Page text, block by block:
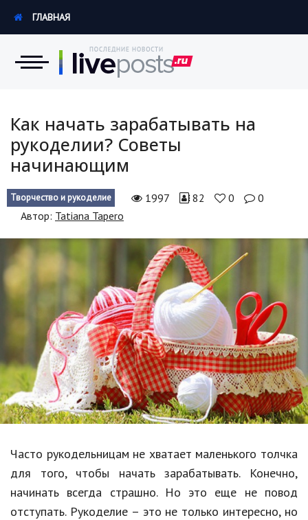
Экономика
Hi-Tech. Интернет
Россия
Наука и техника
Политика
Образование
В мире
Культура
Авто, мото
Знаменитости
Статьи
ГЛАВНАЯ
Как начать зарабатывать на
рукоделии? Советы
начинающим
Творчество и рукоделие 1997 82 0
0
Автор: Tatiana Tapero
Часто рукодельницам не хватает маленького толчка
для того, чтобы начать зарабатывать. Конечно,
начинать всегда страшно. Но это еще не повод
отступать. Рукоделие – это не только интересно, но